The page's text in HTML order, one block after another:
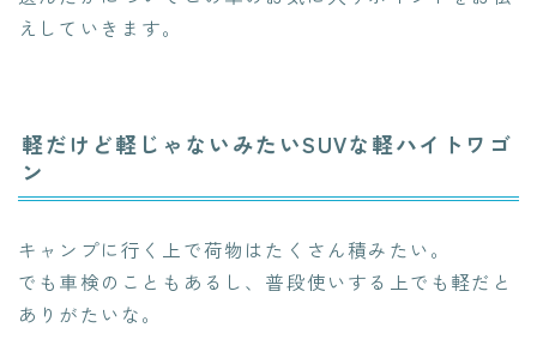
えしていきます。
軽だけど軽じゃないみたいSUVな軽ハイトワゴ
ン
キャンプに行く上で荷物はたくさん積みたい。
でも車検のこともあるし、普段使いする上でも軽だと
ありがたいな。